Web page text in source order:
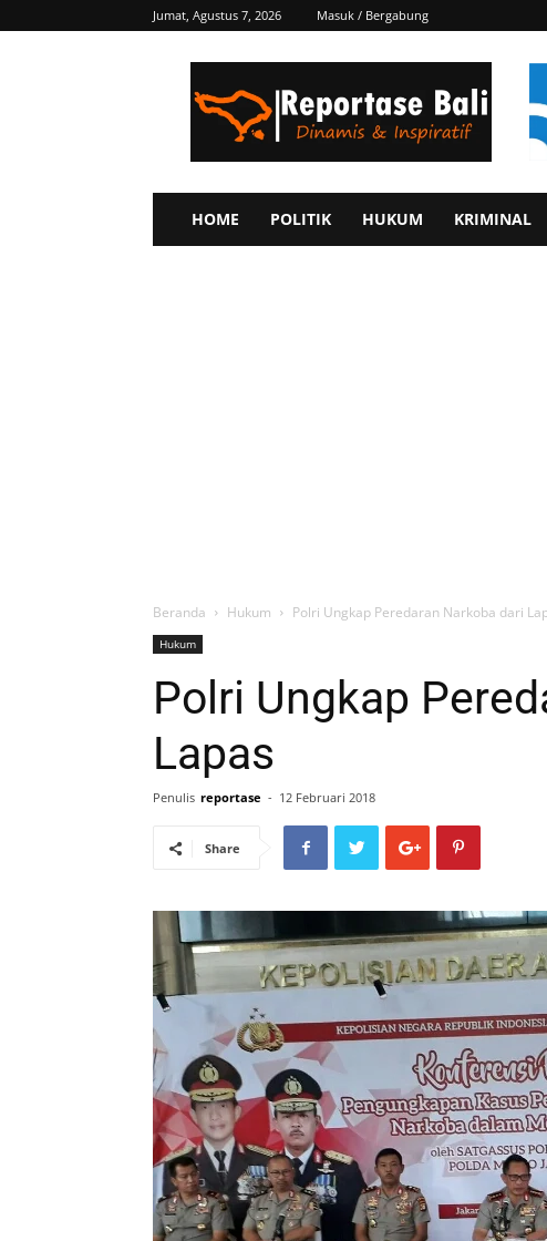
Jumat, Agustus 7, 2026 Masuk / Bergabung
Bali
HOME POLITIK HUKUM KRIMINAL
Beranda Hukum Polri Ungkap Peredaran Narkoba dari
Hukum
Polri Ungkap
Lapas
Penulis reportase - 12 Februari 2018
Share